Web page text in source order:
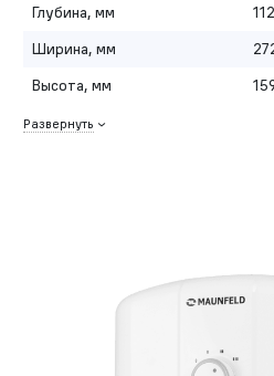
Глубина, мм
112
Ширина, мм
Высота, мм
Развернуть